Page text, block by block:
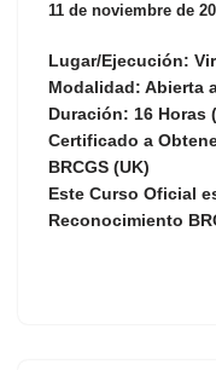
11 de noviembre de
Lugar/Ejecución:
Modalidad: Abierta
Duración: 16 Horas
Certificado a
BRCGS (UK)
Este Curso Oficial
Reconocimiento